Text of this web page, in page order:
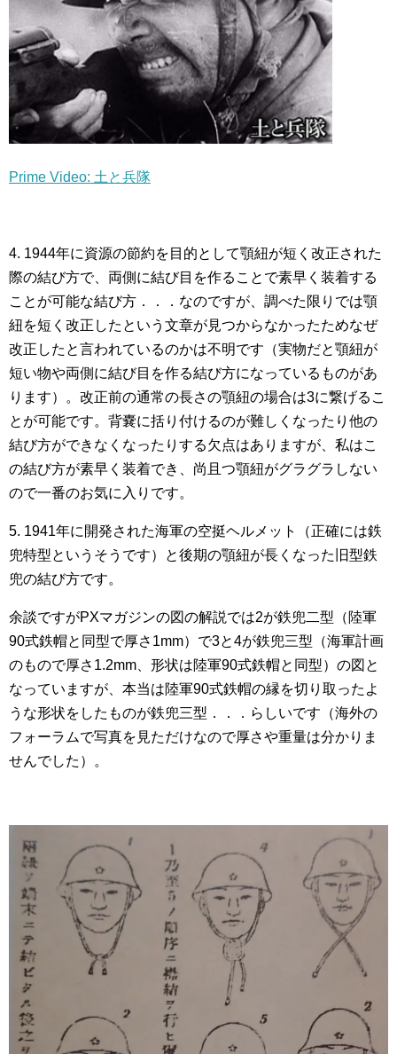
Prime Video: 土と兵隊
4. 1944年に資源の節約を目的として顎紐が短く改正された
際の結び方で、両側に結び目を作ることで素早く装着する
ことが可能な結び方．．．なのですが、調べた限りでは顎
紐を短く改正したという文章が見つからなかったためなぜ
改正したと言われているのかは不明です（実物だと顎紐が
短い物や両側に結び目を作る結び方になっているものがあ
ります）。改正前の通常の長さの顎紐の場合は3に繋げるこ
とが可能です。背嚢に括り付けるのが難しくなったり他の
結び方ができなくなったりする欠点はありますが、私はこ
の結び方が素早く装着でき、尚且つ顎紐がグラグラしない
ので一番のお気に入りです。
5. 1941年に開発された海軍の空挺ヘルメット（正確には鉄
兜特型というそうです）と後期の顎紐が長くなった旧型鉄
兜の結び方です。
余談ですがPXマガジンの図の解説では2が鉄兜二型（陸軍
90式鉄帽と同型で厚さ1mm）で3と4が鉄兜三型（海軍計画
のもので厚さ1.2mm、形状は陸軍90式鉄帽と同型）の図と
なっていますが、本当は陸軍90式鉄帽の縁を切り取ったよ
うな形状をしたものが鉄兜三型．．．らしいです（海外の
フォーラムで写真を見ただけなので厚さや重量は分かりま
せんでした）。